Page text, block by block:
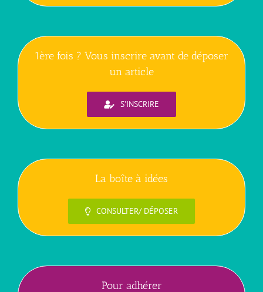
1ère fois ? Vous inscrire avant de déposer
un article
S'INSCRIRE
La boîte à idées
CONSULTER/ DÉPOSER
Pour adhérer